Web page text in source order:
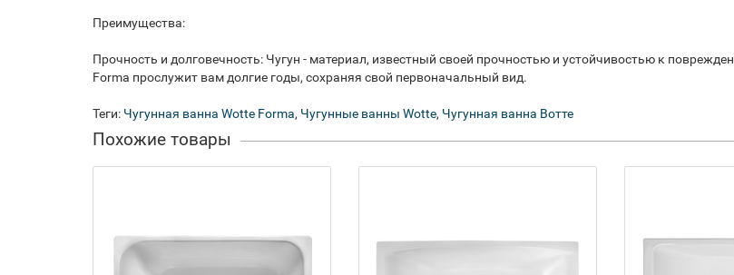
Преимущества:
Прочность и долговечность: Чугун - материал, известный своей прочностью и устойчивостью к
Forma прослужит вам долгие годы, сохраняя свой первоначальный вид.
Теги: Чугунная ванна Wotte Forma, Чугунные ванны Wotte, Чугунная ванна Вотте
Похожие товары